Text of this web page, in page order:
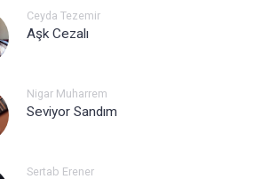
Ceyda Tezemir
Aşk Cezalı
Nigar Muharrem
Seviyor Sandım
Sertab Erener